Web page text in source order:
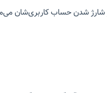
شدن حساب کاربری‌شان